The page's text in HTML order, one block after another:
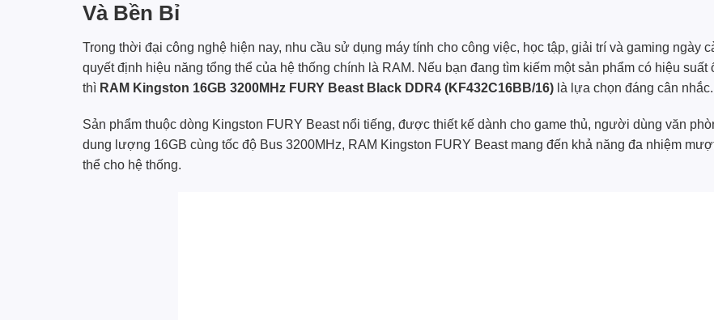
Và Bền Bỉ
Trong thời đại công nghệ hiện nay, nhu cầu sử dụng máy tính cho công việc, học tập, giải trí và gaming ngày
quyết định hiệu năng tổng thể của hệ thống chính là RAM. Nếu bạn đang tìm kiếm một sản phẩm có hiệu
thì RAM Kingston 16GB 3200MHz FURY Beast Black DDR4 (KF432C16BB/16) là lựa chọn đáng cân nhắc.
Sản phẩm thuộc dòng Kingston FURY Beast nổi tiếng, được thiết kế dành cho game thủ, người dùng văn
dung lượng 16GB cùng tốc độ Bus 3200MHz, RAM Kingston FURY Beast mang đến khả năng đa nhiệm
thể cho hệ thống.